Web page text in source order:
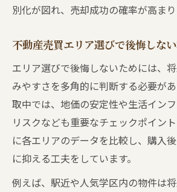
別化が図れ、売却成功の確率が高まり
不動産売買エリア選びで後悔しな
エリア選びで後悔しないためには、
みやすさを多角的に判断する必要が
取中では、地価の安定性や生活イン
リスクなども重要なチェックポイン
に各エリアのデータを比較し、購入
に抑える工夫をしています。
例えば、駅近や人気学区内の物件は